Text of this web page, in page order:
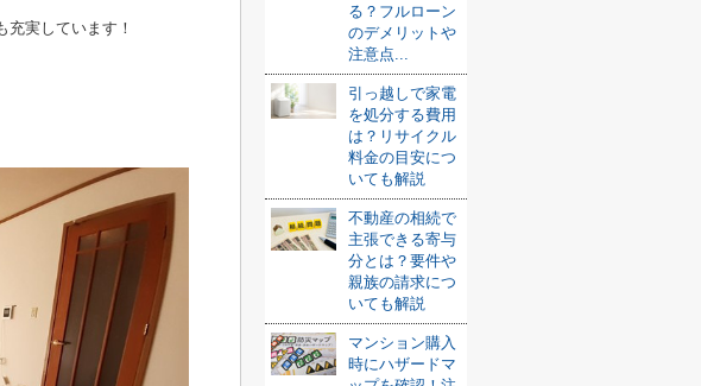
充実しています！
る？フルローン
のデメリットや
注意点...
引っ越しで家電
を処分する費用
は？リサイクル
料金の目安につ
いても解説
不動産の相続で
主張できる寄与
分とは？要件や
親族の請求につ
いても解説
マンション購入
時にハザードマ